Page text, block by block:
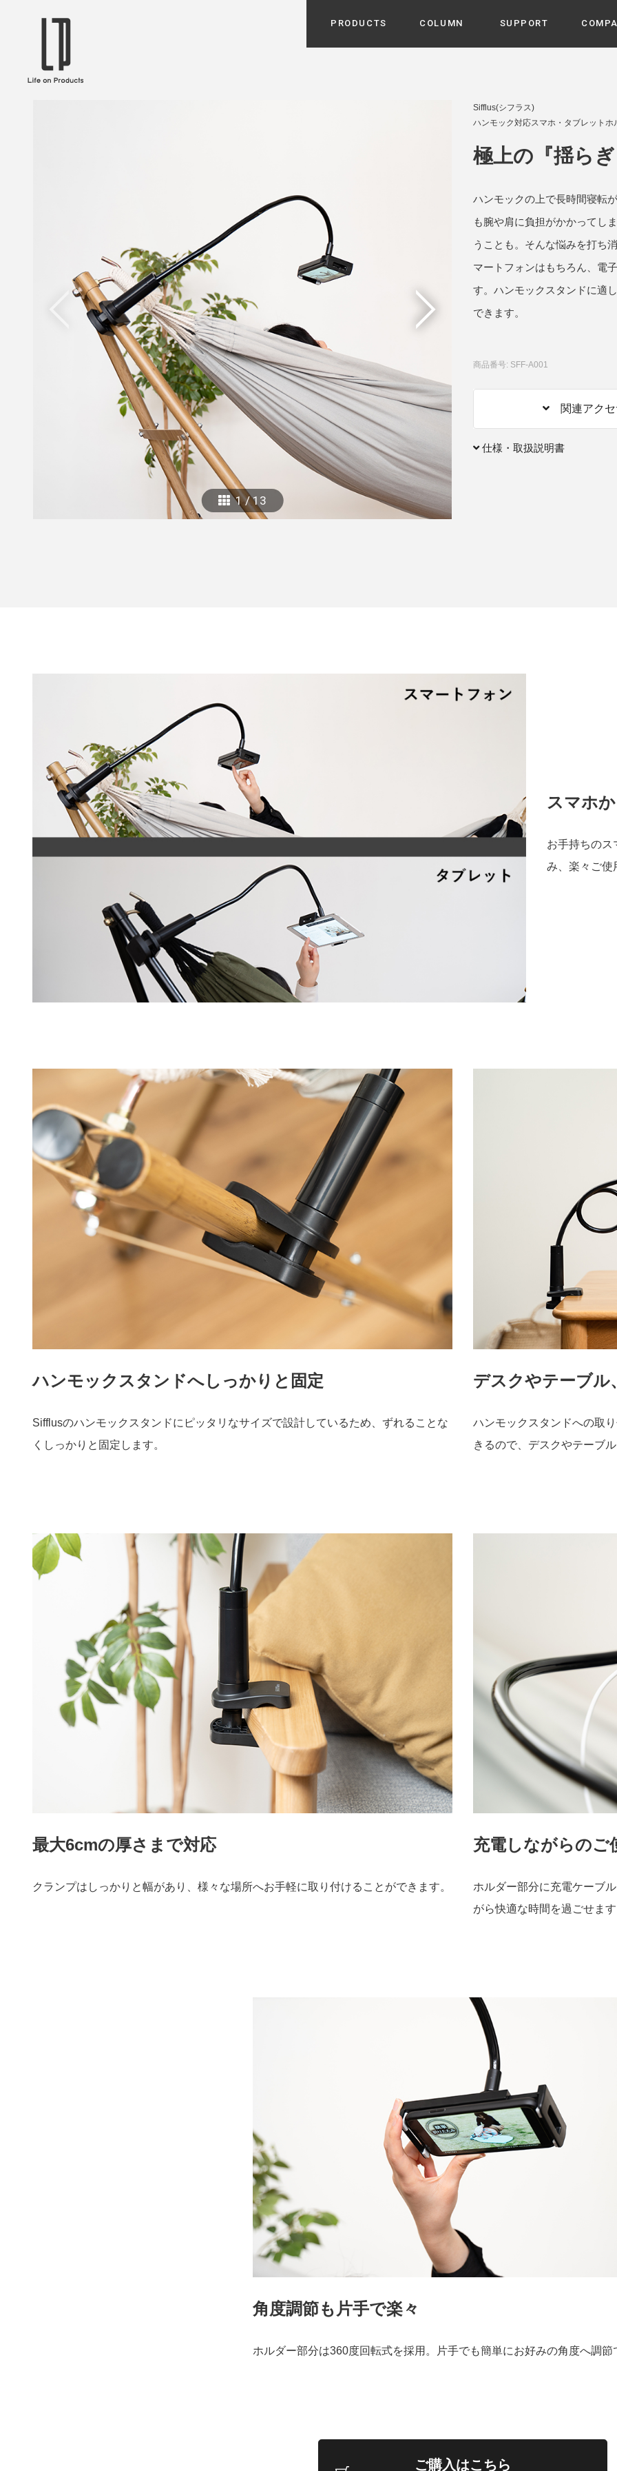
PRODUCTS
plus more
キッチン家電 / 加湿器 / ハンディファ
ン / ヒーター etc
キッチン家電 / 加湿器 / ハンディファ
ン / ヒーター etc
Sifflus
ハンモック / ティピー / テント etc
Onlili
陶器エコ加湿器 etc
TOUCHBeauty
mottole
家事・生活雑貨
ルームフレグランス
デジタル雑貨
ハンモック・ティピー・テン
ライト・シーリングファン
バイク・アウトドア
ブランド
COLUMN SUPPORT
Life on Productsについて
MESSAGE
代表取締役挨拶 / 経営理念 / 方針
PROFILE
会社概要 / 沿革
B to B SERVICE
法人のお客様向けサービス
SDGs
SDGsへの取り組み
Sifflus(シフラス)
ハンモック対応スマホ・タブレット
極上の『揺ら
ハンモックの上で長時間寝転
も腕や肩に負担がかかってし
うことも。そんな悩みを打ち
マートフォンはもちろん、電
す。ハンモックスタンドに適
できます。
商品番号: SFF-A001
関連アクセ
仕様・取扱説明書
1/13
スマホ
お手持ちのス
み、楽々ご使
ハンモックスタンドへしっかりと固定
Sifflusのハンモックスタンドにピッタリなサイズで設計しているため、ずれることな
くしっかりと固定します。
デスクやテーブル
ハンモックスタンドへの取
きるので、デスクやテーブ
最大6cmの厚さまで対応
クランプはしっかりと幅があり、様々な場所へお手軽に取り付けることができます。
充電しながらのご
ホルダー部分に充電ケーブ
がら快適な時間を過ごせま
角度調節も片手で楽々
ホルダー部分は360度回転式を採用。片手でも簡単にお好みの角度へ調節
ご購入はこちら